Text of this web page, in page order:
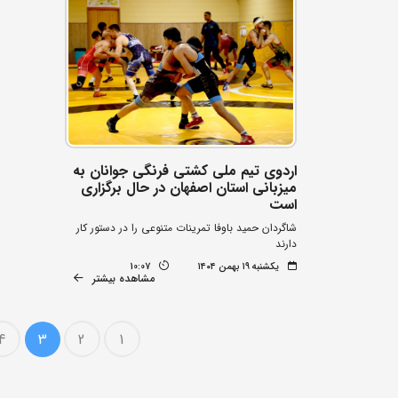
اردوی تیم ملی کشتی فرنگی جوانان به
میزبانی استان اصفهان در حال برگزاری
است
شاگردان حمید باوفا تمرینات متنوعی را در دستور کار
دارند
یکشنبه ۱۹ بهمن ۱۴۰۴ 10:07
مشاهده بیشتر
1
2
3